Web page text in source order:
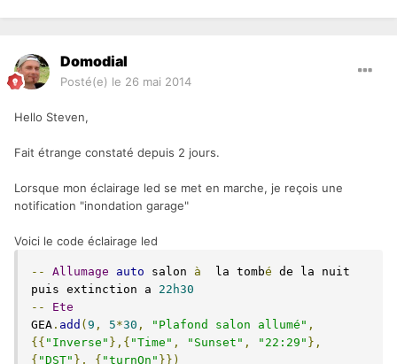
Domodial
Posté(e) le 26 mai 2014
Hello Steven,
Fait étrange constaté depuis 2 jours.
Lorsque mon éclairage led se met en marche, je reçois une
notification "inondation garage"
Voici le code éclairage led
-- Allumage auto salon à la tombé de la nuit
puis extinction a 22h30
--
Ete
GEA . add ( 9 , 5*30 , "Plafond salon allumé" ,
{{ "Inverse" },{ "Time" , "Sunset" , "22:29" },
{ "DST" }, { "turnOn" }})